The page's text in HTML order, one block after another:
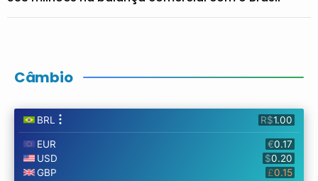
Câmbio